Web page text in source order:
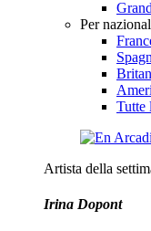
Per
Tutte
Artista della
Irina Dopont